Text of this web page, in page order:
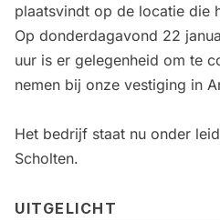
plaatsvindt op de locatie die
Op donderdagavond 22
uur is er gelegenheid om te
nemen bij onze vestiging in
Het bedrijf staat nu onder
Scholten.
UITGELICHT